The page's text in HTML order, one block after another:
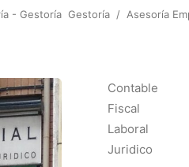
- Gestoría Gestoría / Asesoría
Contable
Fiscal
Laboral
Juridico